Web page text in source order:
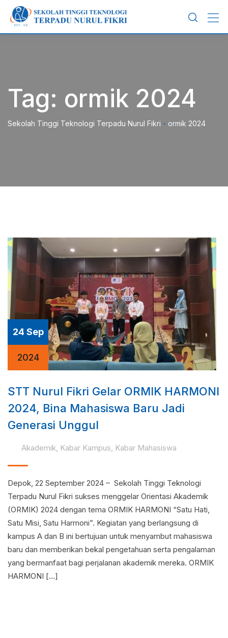
content
Tag: ormik 2024
Sekolah Tinggi Teknologi Terpadu Nurul Fikri - ormik 2024
24 Sep
2024
STT Nurul Fikri Gelar ORMIK HARMONI
2024, Bina Mahasiswa Baru Jadi
Generasi Unggul
Akademik, Kabar Kampus, Kabar Mahasiswa
Depok, 22 September 2024 – Sekolah Tinggi Teknologi
Terpadu Nurul Fikri sukses menggelar Orientasi Akademik
(ORMIK) 2024 dengan tema ORMIK HARMONI “Satu Hati,
Satu Misi, Satu Harmoni”. Kegiatan yang berlangsung di
kampus A dan B ini bertujuan untuk menyambut mahasiswa
baru dan memberikan bekal pengetahuan serta pengalaman
yang bermanfaat bagi perjalanan akademik mereka. ORMIK
HARMONI […]